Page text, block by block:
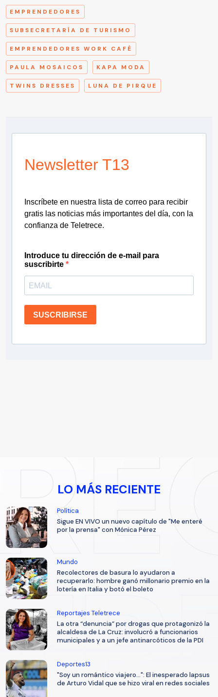
EMPRENDEDORES
SUBSECRETARÍA DE TURISMO
EMPRENDEDORES WORK CAFÉ
PAULA MOSAICOS KAPA MODA
TWINS DRESSES LUNA DE PIRQUE
Newsletter T13
Inscríbete en nuestra lista de correo para recibir
gratis las noticias más importantes del día, con la
confianza de Teletrece.
Introduce tu dirección de e-mail para
suscribirte
SUSCRIBIRSE
LO MÁS RECIENTE
Política
Sigue EN VIVO un nuevo capítulo de "Me enteré
por la prensa" con Mónica Pérez
Mundo
Recolectores de basura lo ayudaron a
recuperarlo: hombre ganó millonario premio en la
lotería en Italia y botó el boleto
Reportajes Teletrece
La otra “denuncia” por drogas que protagonizó la
alcaldesa de La Cruz: involucró a funcionarios
municipales y a un jefe antinarcóticos de la PDI
Deportes13
"Soy un romántico viajero...": El inesperado lapsus
de Arturo Vidal que se hizo viral en redes sociales